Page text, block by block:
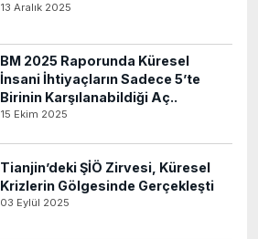
13 Aralık 2025
BM 2025 Raporunda Küresel
İnsani İhtiyaçların Sadece 5’te
Birinin Karşılanabildiği Aç..
15 Ekim 2025
Tianjin’deki ŞİÖ Zirvesi, Küresel
Krizlerin Gölgesinde Gerçekleşti
03 Eylül 2025